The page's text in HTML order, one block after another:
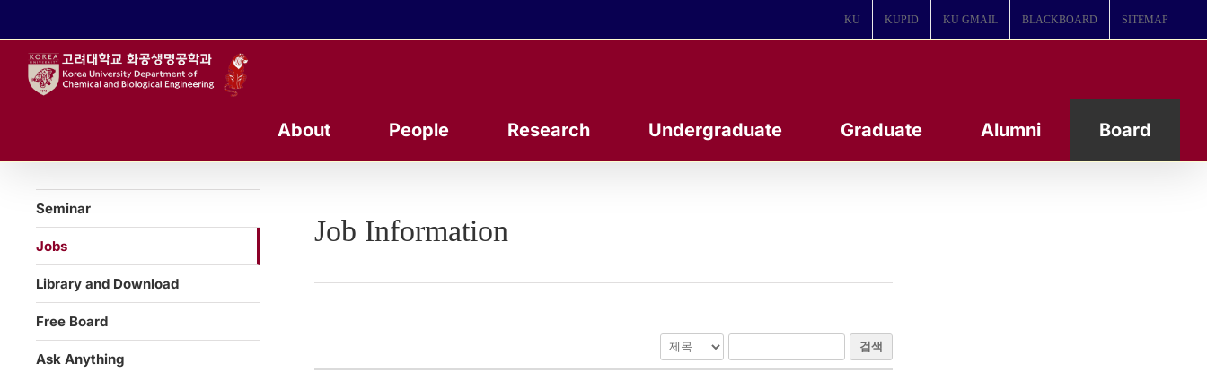
KU KUPID KU GMAIL BLACKBOARD SITEMAP
About People Research Undergraduate Graduate Alumni Board
Job Information
검색
Seminar
Jobs
Library and Download
Free Board
Ask Anything